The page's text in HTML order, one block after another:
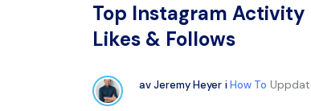
Top Instagram Activity
Likes & Follows
avJeremy Heyer i How To